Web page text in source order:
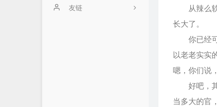
友情链接
友链
从辣么软
长大了。
你已经可
以老老实实
嗯，你们说
好吧，其
当多大的官